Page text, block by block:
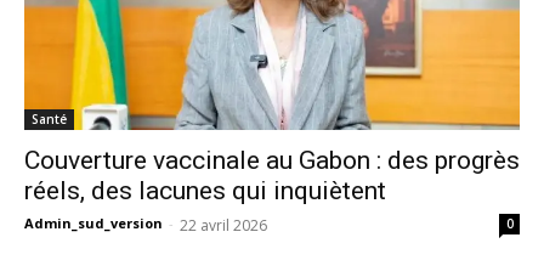
Santé
Couverture vaccinale au Gabon : des progrès
réels, des lacunes qui inquiètent
Admin_sud_version - 22 avril 2026 0